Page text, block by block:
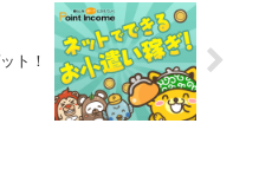
ト！